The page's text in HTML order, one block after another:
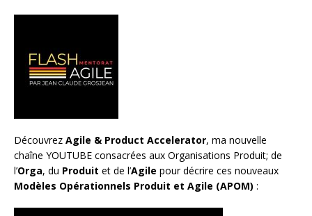
Découvrez Agile & Product Accelerator, ma nouvelle
chaîne YOUTUBE consacrées aux Organisations Produit; de
l’Orga, du Produit et de l’Agile pour décrire ces nouveaux
Modèles Opérationnels Produit et Agile (APOM) :